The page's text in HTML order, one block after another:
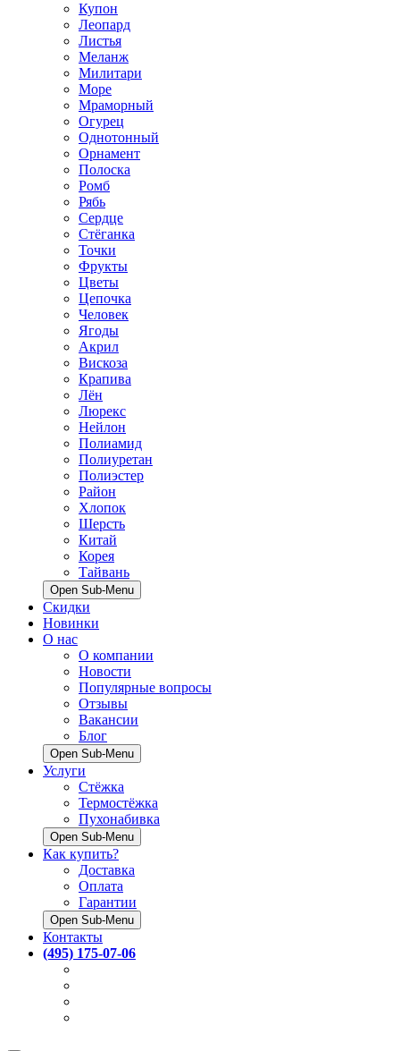
Купон
Леопард
Листья
Меланж
Милитари
Море
Мраморный
Огурец
Однотонный
Орнамент
Полоска
Ромб
Рябь
Сердце
Стёганка
Точки
Фрукты
Цветы
Цепочка
Человек
Ягоды
Акрил
Вискоза
Крапива
Лён
Люрекс
Нейлон
Полиамид
Полиуретан
Полиэстер
Район
Хлопок
Шерсть
Китай
Корея
Тайвань
Open Sub-Menu
Скидки
Новинки
О нас
О компании
Новости
Популярные вопросы
Отзывы
Вакансии
Блог
Open Sub-Menu
Услуги
Стёжка
Термостёжка
Пухонабивка
Open Sub-Menu
Как купить?
Доставка
Оплата
Гарантии
Open Sub-Menu
Контакты
(495) 175-07-06